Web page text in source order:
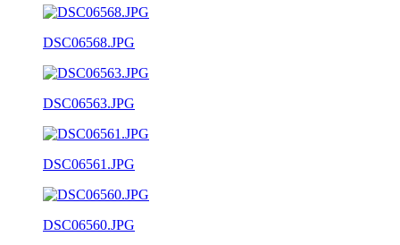
DSC06568.JPG
DSC06563.JPG
DSC06561.JPG
DSC06560.JPG